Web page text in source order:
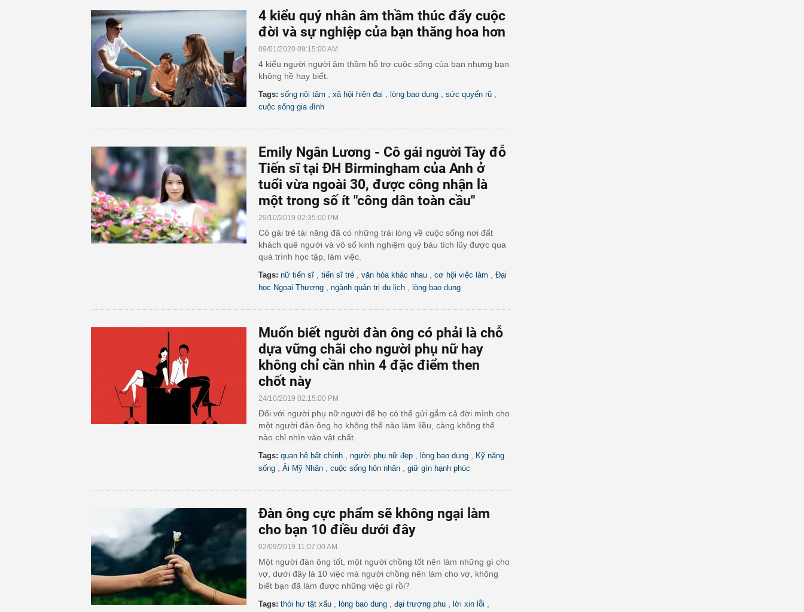
4 kiểu quý nhân âm thầm thúc đẩy cuộc
đời và sự nghiệp của bạn thăng hoa hơn
09/01/2020 09:15:00 AM
4 kiểu người người âm thầm hỗ trợ cuộc sống của bạn nhưng bạn
không hề hay biết.
Tags: sống nội tâm xã hội hiện đại lòng bao dung sức quyến rũ
cuộc sống gia đình
Emily Ngân Lương - Cô gái người Tày đỗ
Tiến sĩ tại ĐH Birmingham của Anh ở
tuổi vừa ngoài 30, được công nhận là
một trong số ít "công dân toàn cầu"
29/10/2019 02:35:00 PM
Cô gái trẻ tài năng đã có những trải lòng về cuộc sống nơi đất
khách quê người và vô số kinh nghiệm quý báu tích lũy được qua
quá trình học tập, làm việc.
Tags: nữ tiến sĩ tiến sĩ trẻ văn hóa khác nhau cơ hội việc làm
Đại
học Ngoại Thương
ngành quản trị du lịch lòng bao dung
Muốn biết người đàn ông có phải là chỗ
dựa vững chãi cho người phụ nữ hay
không chỉ cần nhìn 4 đặc điểm then
chốt này
24/10/2019 02:15:00 PM
Đối với người phụ nữ người để họ có thể gửi gắm cả đời mình cho
một người đàn ông họ không thể nào làm liều, càng không thể
nào chỉ nhìn vào vật chất.
Tags: quan hệ bất chính người phụ nữ đẹp lòng bao dung
Kỹ năng
sống
Ải Mỹ Nhân cuộc sống hôn nhân giữ gìn hạnh phúc
Đàn ông cực phẩm sẽ không ngại làm
cho bạn 10 điều dưới đây
02/09/2019 11:07:00 AM
Một người đàn ông tốt, một người chồng tốt nên làm những gì cho
vợ, dưới đây là 10 việc mà người chồng nên làm cho vợ, không
biết bạn đã làm được những việc gì rồi?
Tags: thói hư tật xấu lòng bao dung đại trượng phu lời xin lỗi